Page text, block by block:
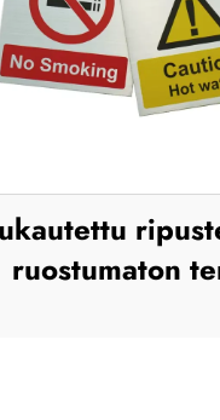
ruostumaton